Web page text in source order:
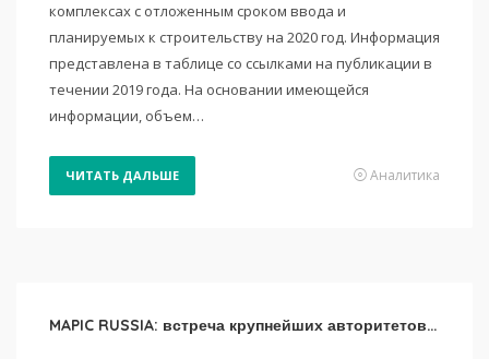
комплексах с отложенным сроком ввода и
планируемых к строительству на 2020 год. Информация
представлена в таблице со ссылками на публикации в
течении 2019 года. На основании имеющейся
информации, объем…
ЧИТАТЬ ДАЛЬШЕ Аналитика
MAPIC RUSSIA: встреча крупнейших авторитетов рынка торговой недвижимости и ритейла